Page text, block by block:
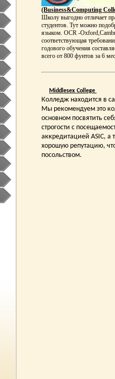
(Business&Computing
Школу выгодно отличает
студентов. Тут можно
языком. OCR -
соответствующая
годового обучения
всего от 800 фунтов за 6
Middlesex College
Колледж находится в
Мы рекомендуем это
основном посвятить
строгости с
аккредитацией ASIC, а
хорошую репутацию,
посольством.